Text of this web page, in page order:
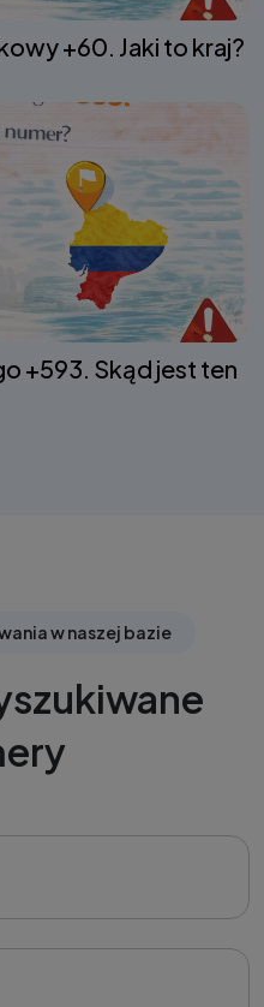
+60. Jaki to kraj?
+593. Skąd jest ten
w naszej bazie